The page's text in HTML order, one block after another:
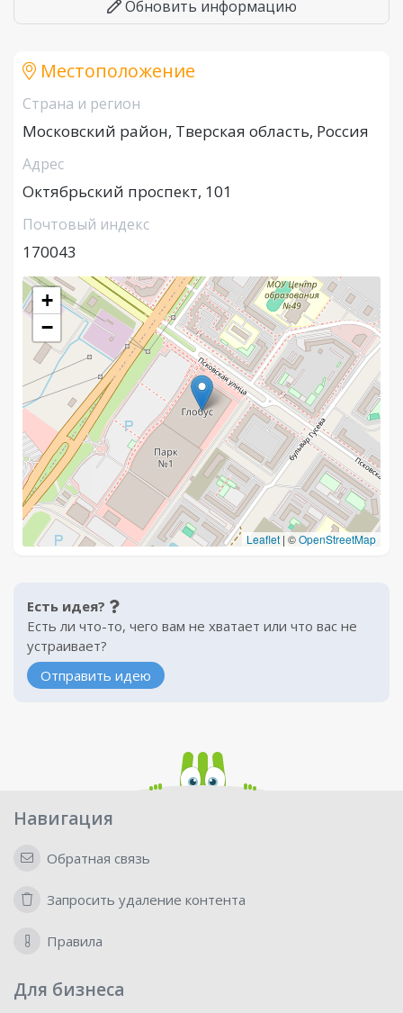
Обновить информацию
Местоположение
Страна и регион
Московский район, Тверская область, Россия
Адрес
Октябрьский проспект, 101
Почтовый индекс
170043
+
−
Leaflet | ©OpenStreetMap
Есть идея?
Есть ли что-то, чего вам не хватает или что вас не
устраивает?
Отправить идею
Навигация
Обратная связь
Запросить удаление контента
Правила
Для бизнеса